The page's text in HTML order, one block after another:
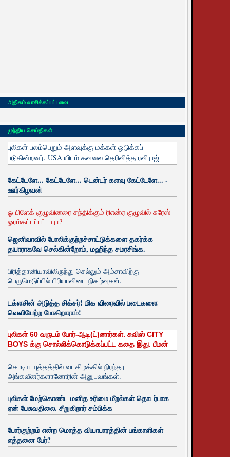
அதிகம் வாசிக்கப்பட்டவை
முந்திய செய்திகள்
புலிகள் பலம்பெறும் அளவுக்கு மக்கள் ஒடுக்கப்-
படுகின்றனர். USA யிடம் கவலை தெரிவித்த ரவிராஜ்
கேட்டேளே... கேட்டேளே... டென்டர் களவு கேட்டேளே... -
ஊர்கிழவன்
ஓ பிளேக் குழுவினரை சந்திக்கும் ரிஎன்ஏ குழுவில் சுரேஸ்
ஓரம்கட்டப்பட்டாரா?
ஜெனிவாவில் போலிக்குற்றச்சாட்டுக்களை தகர்க்க
தயாராகவே செல்கின்றோம், மஹிந்த சமரசிங்க.
பிரித்தானியாவிலிருந்து செல்லும் அம்சாவிற்கு
பெருமெடுப்பில் பிரியாவிடை நிகழ்வுகள்.
டக்ளசின் அடுத்த சிக்சர்! மிக விரைவில் படைகளை
வெளியேற்ற போகிறாராம்!
புலிகள் 60 வருடம் போர்-ஆடி(ட்)னார்கள். சுவிஸ் CITY
BOYS க்கு சொல்லிக்கொடுக்கப்பட்ட கதை இது. பீமன்
கொடிய யுத்தத்தில் வடகிழக்கில் நிரந்தர
அங்கவீனர்களானோரின் அனுபவங்கள்.
புலிகள் மேற்கொண்ட மனித உரிமை மீறல்கள் தொடர்பாக
ஏன் பேசுவதிலை. சீறுகிறார் சம்பிக்க
போர்குற்றம் என்ற மொத்த வியாபாரத்தின் பங்காளிகள்
எத்தனை பேர்?